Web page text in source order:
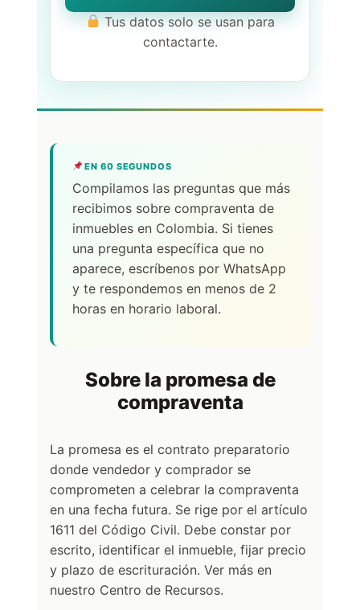
Tus datos solo se usan para
contactarte.
EN 60 SEGUNDOS
Compilamos las preguntas que más
recibimos sobre compraventa de
inmuebles en Colombia. Si tienes
una pregunta específica que no
aparece, escríbenos por WhatsApp
y te respondemos en menos de 2
horas en horario laboral.
Sobre la promesa de
compraventa
La promesa es el contrato preparatorio
donde vendedor y comprador se
comprometen a celebrar la compraventa
en una fecha futura. Se rige por el artículo
1611 del Código Civil. Debe constar por
escrito, identificar el inmueble, fijar precio
y plazo de escrituración. Ver más en
nuestro Centro de Recursos.